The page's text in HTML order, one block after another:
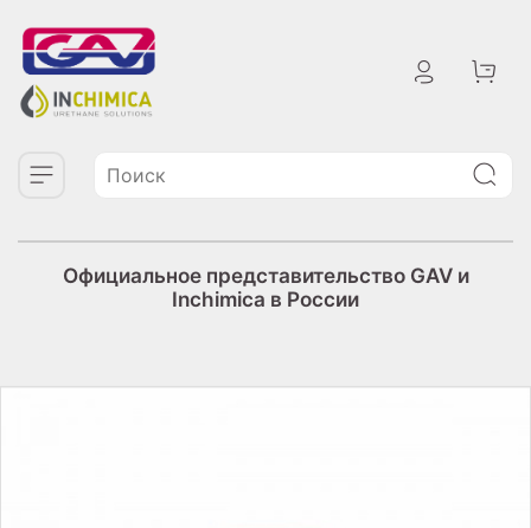
Официальное представительство GAV и
Inchimica в России